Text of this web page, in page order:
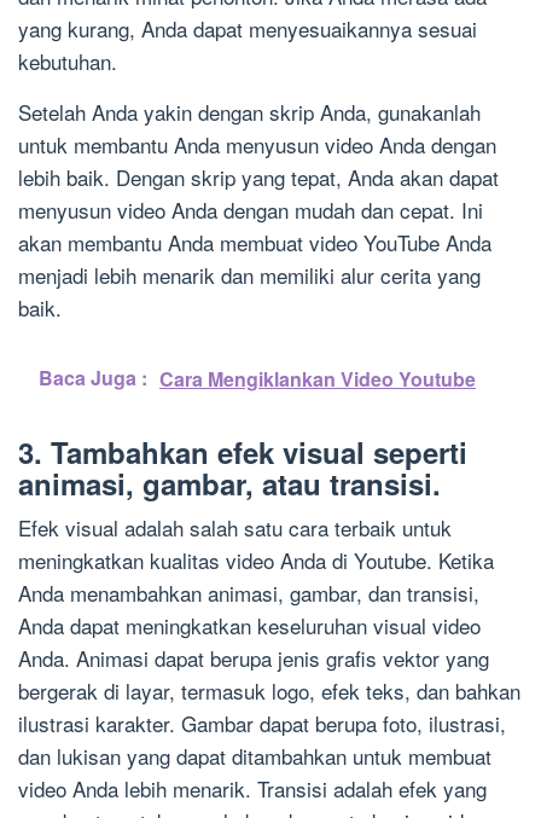
yang kurang, Anda dapat menyesuaikannya sesuai
kebutuhan.
Setelah Anda yakin dengan skrip Anda, gunakanlah
untuk membantu Anda menyusun video Anda dengan
lebih baik. Dengan skrip yang tepat, Anda akan dapat
menyusun video Anda dengan mudah dan cepat. Ini
akan membantu Anda membuat video YouTube Anda
menjadi lebih menarik dan memiliki alur cerita yang
baik.
Baca Juga : Cara Mengiklankan Video Youtube
3. Tambahkan efek visual seperti
animasi, gambar, atau transisi.
Efek visual adalah salah satu cara terbaik untuk
meningkatkan kualitas video Anda di Youtube. Ketika
Anda menambahkan animasi, gambar, dan transisi,
Anda dapat meningkatkan keseluruhan visual video
Anda. Animasi dapat berupa jenis grafis vektor yang
bergerak di layar, termasuk logo, efek teks, dan bahkan
ilustrasi karakter. Gambar dapat berupa foto, ilustrasi,
dan lukisan yang dapat ditambahkan untuk membuat
video Anda lebih menarik. Transisi adalah efek yang